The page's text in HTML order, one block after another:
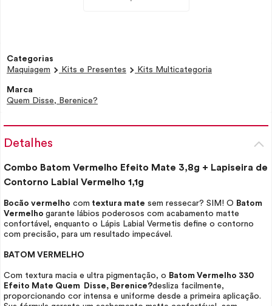
Categorias
Maquiagem
Kits e Presentes Kits Multicategoria
Marca
Quem Disse, Berenice?
Detalhes
Combo Batom Vermelho Efeito Mate 3,8g + Lapiseira de
Contorno Labial Vermelho 1,1g
Bocão vermelho com textura mate sem ressecar? SIM! O Batom
Vermelho garante lábios poderosos com acabamento matte
confortável, enquanto o Lápis Labial Vermetis define o contorno
com precisão, para um resultado impecável.
BATOM VERMELHO
Com textura macia e ultra pigmentação, o Batom Vermelho 330
Efeito Mate Quem Disse, Berenice?desliza facilmente,
proporcionando cor intensa e uniforme desde a primeira aplicação.